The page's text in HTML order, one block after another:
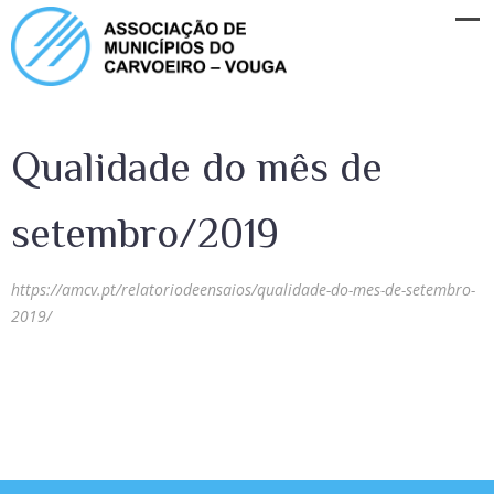
Qualidade do mês de
setembro/2019
https://amcv.pt/relatoriodeensaios/qualidade-do-mes-de-setembro-
2019/